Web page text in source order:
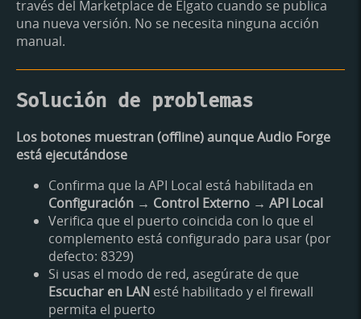
través del Marketplace de Elgato cuando se publica
una nueva versión. No se necesita ninguna acción
manual.
Solución de problemas
Los botones muestran (offline) aunque Audio Forge
está ejecutándose
Confirma que la API Local está habilitada en
Configuración → Control Externo → API Local
Verifica que el puerto coincida con lo que el
complemento está configurado para usar (por
defecto: 8329)
Si usas el modo de red, asegúrate de que
Escuchar en LAN esté habilitado y el firewall
permita el puerto